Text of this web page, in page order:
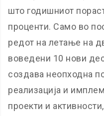
што годишниот
проценти. Само во
редот на летање на
воведени 10 нови
создава неопходна
реализација и
проекти и